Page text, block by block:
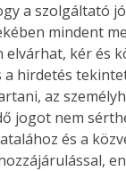
a szolgáltató
mindent
kér és
a hirdetés
az
jogot nem
és a